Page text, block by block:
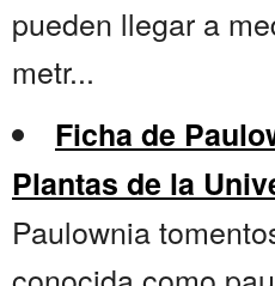
pueden llegar a
metr...
Ficha de
Plantas de la
Paulownia